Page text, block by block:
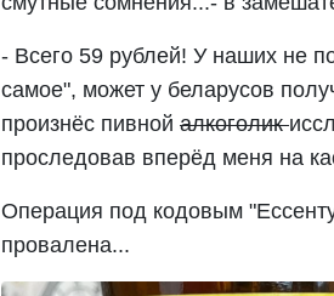
- Всего 59 рублей! У наших не
самое", может у беларусов
произнёс пивной алкоголик
проследовав вперёд меня на
Операция под кодовым
провалена...